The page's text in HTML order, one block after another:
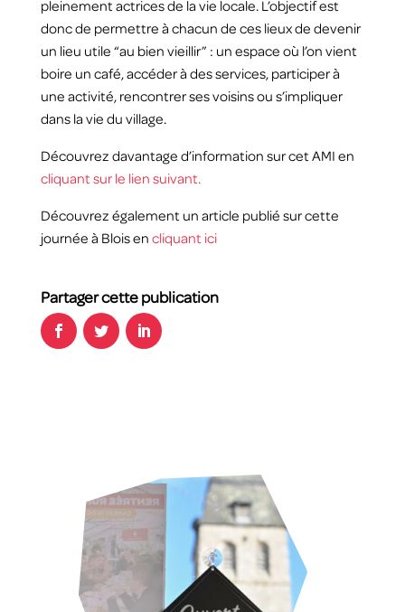
pleinement actrices de la vie locale. L’objectif est
donc de permettre à chacun de ces lieux de devenir
un lieu utile “au bien vieillir” : un espace où l’on vient
boire un café, accéder à des services, participer à
une activité, rencontrer ses voisins ou s’impliquer
dans la vie du village.
Découvrez davantage d’information sur cet AMI en
cliquant sur le lien suivant.
Découvrez également un article publié sur cette
journée à Blois en cliquant ici